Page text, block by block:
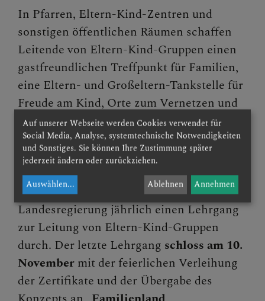
Caritas St. Pölten & NÖ-West
Familie
Presse und Aktuelles
Gewalt & Missbrauch
In Pfarren, Eltern-Kind-Zentren und
sonstigen öffentlichen Räumen schaffen
Leitende von Eltern-Kind-Gruppen einen
gastfreundlichen Treffpunkt für Familien,
eine Eltern- und Großeltern-Tankstelle für
Freude am Kind, Orte zum Vernetzen und
Austausch mit anderen und zum
Kennenlernen von Neuem.
Seit nun 20 Jahre führte die Diözese St.
Pölten in Kooperation mit der NÖ
Landesregierung jährlich einen Lehrgang
zur Leitung von Eltern-Kind-Gruppen
durch. Der letzte Lehrgang schloss am 10.
November mit der feierlichen Verleihung
der Zertifikate und der Übergabe des
Auf unserer Webseite werden Cookies verwendet für
Social Media, Analyse, systemtechnische Notwendigkeiten
und Sonstiges. Sie können Ihre Zustimmung später
jederzeit ändern oder zurückziehen.
Auswählen... Ablehnen Annehmen